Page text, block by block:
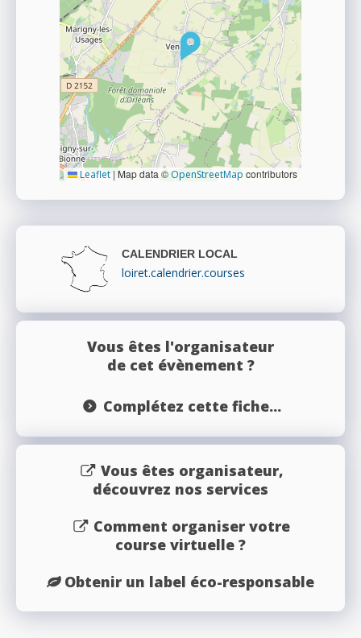
Leaflet | Map data ©OpenStreetMap contributors
CALENDRIER LOCAL
loiret.calendrier.courses
Vous êtes l'organisateur
de cet évènement ?
Complétez cette fiche...
Vous êtes organisateur,
découvrez nos services
Comment organiser votre
course virtuelle ?
Obtenir un label éco-responsable